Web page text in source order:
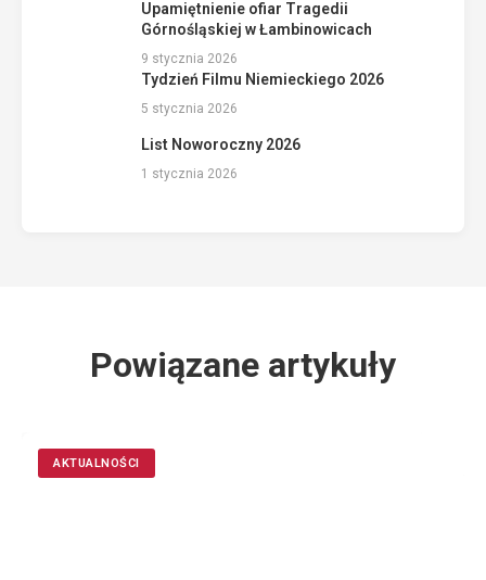
Upamiętnienie ofiar Tragedii
Górnośląskiej w Łambinowicach
9 stycznia 2026
Tydzień Filmu Niemieckiego 2026
5 stycznia 2026
List Noworoczny 2026
1 stycznia 2026
Powiązane artykuły
AKTUALNOŚCI